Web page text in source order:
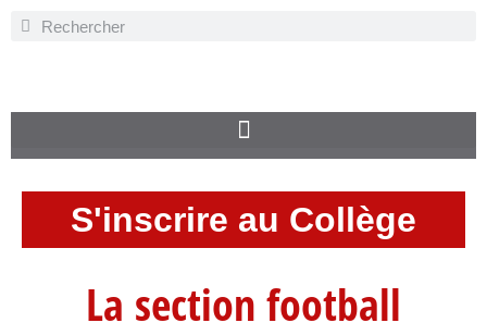
S'inscrire au Collège
La section football